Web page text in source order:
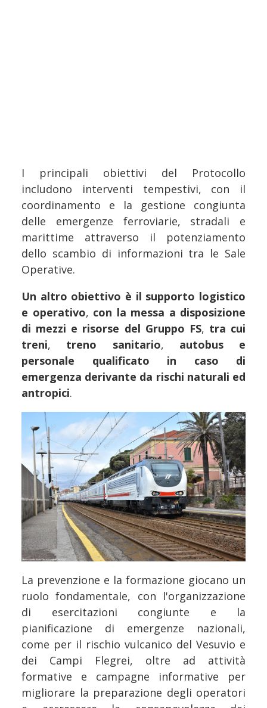
I principali obiettivi del Protocollo
includono interventi tempestivi, con il
coordinamento e la gestione congiunta
delle emergenze ferroviarie, stradali e
marittime attraverso il potenziamento
dello scambio di informazioni tra le Sale
Operative.
Un altro obiettivo è il supporto logistico
e operativo, con la messa a disposizione
di mezzi e risorse del Gruppo FS, tra cui
treni, treno sanitario, autobus e
personale qualificato in caso di
emergenza derivante da rischi naturali ed
antropici.
La prevenzione e la formazione giocano un
ruolo fondamentale, con l'organizzazione
di esercitazioni congiunte e la
pianificazione di emergenze nazionali,
come per il rischio vulcanico del Vesuvio e
dei Campi Flegrei, oltre ad attività
formative e campagne informative per
migliorare la preparazione degli operatori